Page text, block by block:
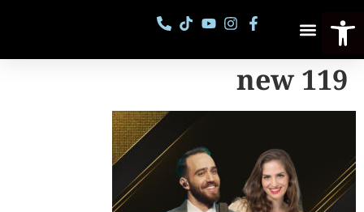
119 new
פתח סרגל נגישות